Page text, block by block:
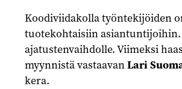
Koodiviidakolla työntekijöiden
tuotekohtaisiin
ajatustenvaihdolle. Viimeksi
myynnistä vastaavanLari
kera.